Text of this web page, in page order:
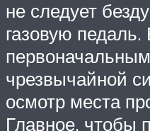
не следует
газовую
чрезвычайной
осмотр места
Главное, чтобы